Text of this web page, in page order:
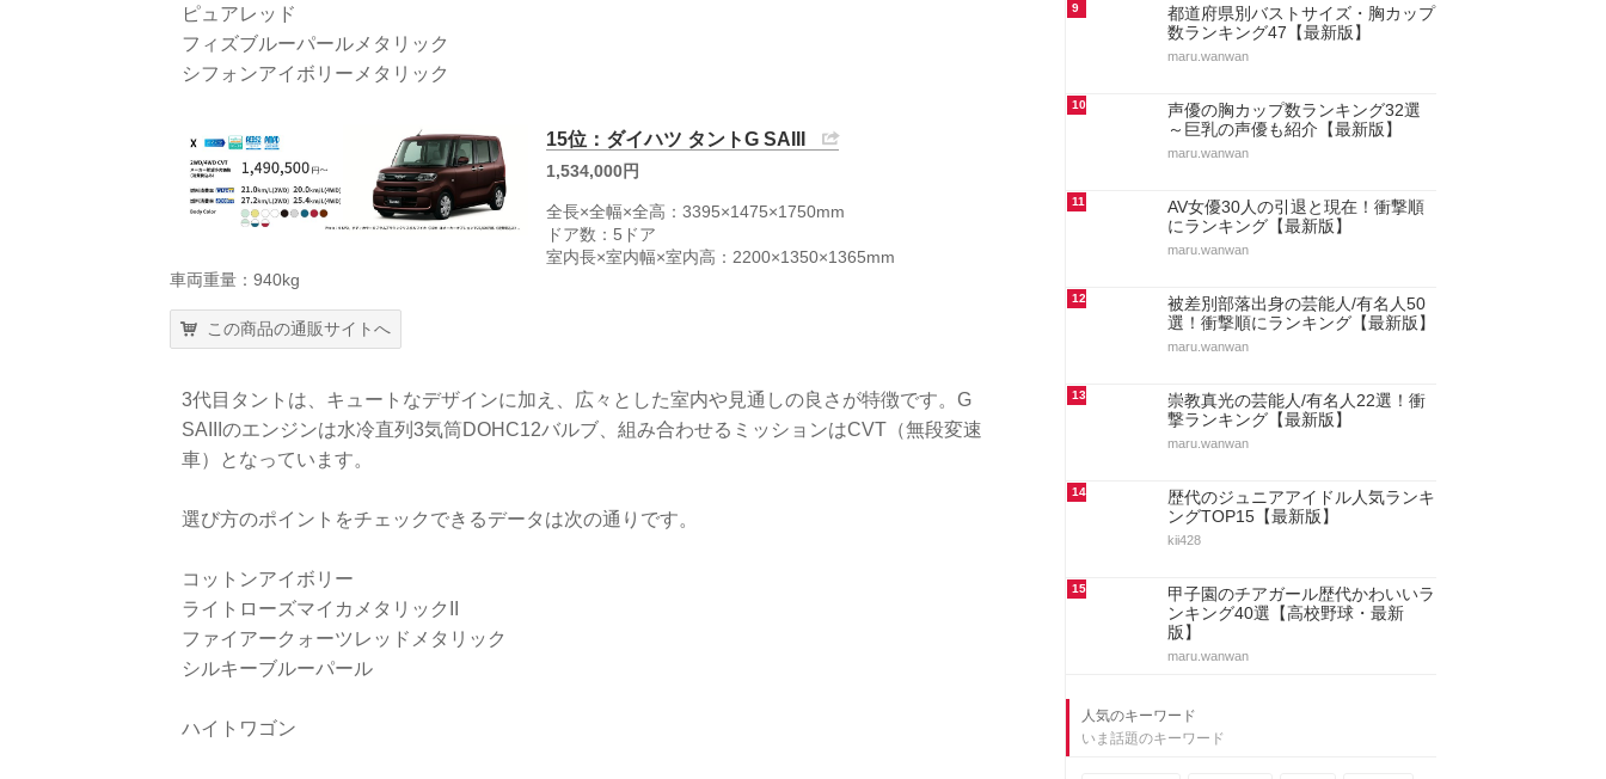
ピュアレッド
フィズブルーパールメタリック
シフォンアイボリーメタリック
15位：ダイハツ タントG SAIII
1,534,000円
全長×全幅×全高：3395×1475×1750mm
ドア数：5ドア
室内長×室内幅×室内高：2200×1350×1365mm
車両重量：940kg
この商品の通販サイトへ
3代目タントは、キュートなデザインに加え、広々とした室内や見通しの良さが特徴です。G
SAIIIのエンジンは水冷直列3気筒DOHC12バルブ、組み合わせるミッションはCVT（無段変速
車）となっています。
選び方のポイントをチェックできるデータは次の通りです。
コットンアイボリー
ライトローズマイカメタリックII
ファイアークォーツレッドメタリック
シルキーブルーパール
ハイトワゴン
9
都道府県別バストサイズ・胸カップ
数ランキング47【最新版】
maru.wanwan
10
声優の胸カップ数ランキング32選
～巨乳の声優も紹介【最新版】
maru.wanwan
11
AV女優30人の引退と現在！衝撃順
にランキング【最新版】
maru.wanwan
12
被差別部落出身の芸能人/有名人50
選！衝撃順にランキング【最新版】
maru.wanwan
13
崇教真光の芸能人/有名人22選！衝
撃ランキング【最新版】
maru.wanwan
14
歴代のジュニアアイドル人気ランキ
ングTOP15【最新版】
kii428
15
甲子園のチアガール歴代かわいいラ
ンキング40選【高校野球・最新
版】
maru.wanwan
人気のキーワード
いま話題のキーワード